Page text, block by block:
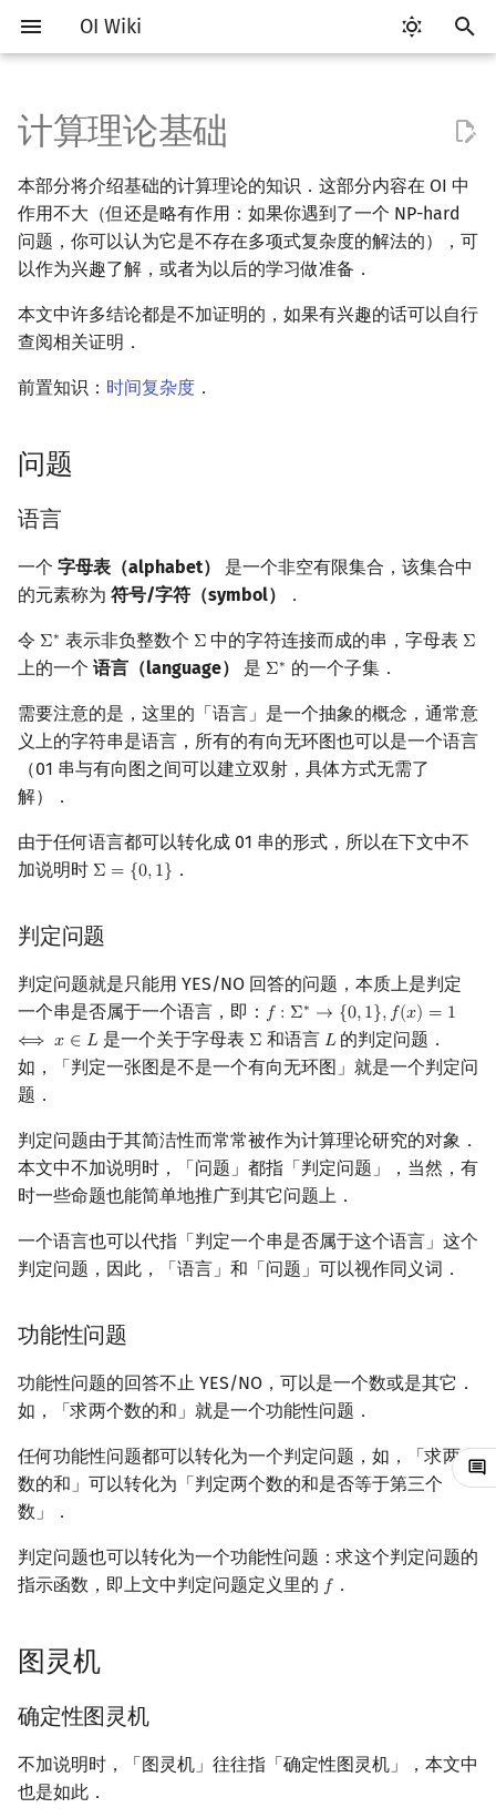
OI Wiki
入
开
始
搜
索
Getting Started
关于本项目
如何参与
OI Wiki 不是什么
F.A.Q.
镜像站列表
致谢
比赛相关简介
赛事 ICPC/CCPC 赛事与赛制
题型
交互题
学习路线
分段打表
常见错误
常见技巧
出题
工具软件简介
代码编辑工具 Emacs
VS Code
Atom
Geany
GUIDE
CP Editor
评测工具
Arbiter
Cena
CCR Plus
命令行
WSL (Windows 10)
Special Judge
Testlib
通用
Generator
Validator
Polygon
LaTeX 入门
Git
语言基础简介
C++ 基础 C++ 语法基础
变量
运算
C++ 标准库
STL 容器
STL 算法
bitset
C++ 进阶
命名空间
值类别
重载运算符
编译优化
Python 速成
Java 速成
Java 进阶
算法基础简介
复杂度 均摊复杂度
枚举
模拟
排序
选择排序
冒泡排序
插入排序
桶排序
锦标赛排序
排序相关 STL
前缀和 & 差分
二分
倍增
搜索部分简介
DFS（搜索）
BFS（搜索）
双向搜索
迭代加深搜索
IDA*
回溯法
Dancing Links
优化
动态规划部分简介
动态规划基础
记忆化搜索
背包 DP
树形 DP
状压 DP
数位 DP
插头 DP
动态 DP
概率 DP
DP 套 DP
单调队列/单调栈优化
斜率优化
四边形不等式优化
字符串部分简介
字符串基础
标准库
字符串匹配
前缀函数与 KMP 算法
Boyer–Moore 算法
Z 函数（扩展 KMP）
AC 自动机
最优原地后缀排序算法
后缀自动机 (SAM)
后缀平衡树
广义后缀自动机
回文树
序列自动机
最小表示法
Lyndon 分解
Main–Lorentz 算法
数学部分简介
布尔代数
数字系统
进位制
平衡三进制
格雷码
位操作
快速幂
置换和排列
弧度制与坐标系
复数
模算术简介
素数
最大公约数
模逆元
中国剩余定理
阶乘取模
二次剩余
阶 & 原根
离散对数
高次剩余 & 单位根
数论分块
杜教筛
Powerful Number 筛
洲阁筛
Stern–Brocot 树与 Farey
多项式与生成函数
代数基本定理
快速傅里叶变换
快速数论变换
常系数齐次线性递推
符号化方法
形式幂级数复合|复合逆
组合数学
抽屉原理
容斥原理
斐波那契数列
Entringer Number
分拆数
Pólya 计数
线性代数
向量
内积和外积
矩阵
特征多项式
Jordan标准型
单纯形法
群论
环论
域论
概率论
条件概率与独立性
随机变量
随机变量的数字特征
博弈论
公平组合游戏
零和游戏
非公平组合游戏
数值算法
数值积分
高斯消元
牛顿迭代法
序理论
杨氏矩阵
Berlekamp–Massey 算法
数据结构部分简介
栈
队列
链表
并查集复杂度
堆
二叉堆
配对堆
左偏树
块状数据结构
块状数组
块状链表
树分块
单调栈
单调队列
树状数组
线段树
线段树合并 & 分裂
李超线段树
猫树
划分树
Treap
Splay 树
WBLT
左偏红黑树
可持久化数据结构
可持久化线段树
可持久化块状数组
可持久化平衡树
树套树
平衡树套线段树
线段树套平衡树
树状数组套权值线段树
K-D Tree
动态树
全局平衡二叉树
Euler Tour Tree
Top Tree
析合树
手指树
霍夫曼树
图论部分简介
图论相关概念
图的存储
DFS（图论）
树的直径
树的中心
树的重心
动态树分治
树哈希
有向无环图
拓扑排序
最短路问题
差分约束
k 短路
同余最短路
生成树问题
最小树形图
最小直径生成树
拆点
连通性相关
双连通分量
割点和桥
圆方树
环计数问题
欧拉图
哈密顿图
二分图
平面图
弦图
网络流
最大流
最小割
费用流
图的匹配
二分图最大匹配
二分图最大权匹配
一般图最大匹配
Prüfer 序列
矩阵树定理
LGV 引理
支配树
图上随机游走
计算几何部分简介
二维计算几何基础
三维计算几何基础
距离
凸包
扫描线
旋转卡壳
半平面交
随机增量法
反演变换
计算几何杂项
离线算法简介
CDQ 分治
整体二分
莫队算法
普通莫队算法
带修改莫队
树上莫队
随机函数
随机化技巧
爬山算法
模拟退火
问题
语言
判定问题
功能性问题
非确定性图灵机
多带图灵机
图灵机的编码
通用图灵机
不可计算问题
停机问题
丘奇 - 图灵论题
DTIME
P
EXPTIME
NTIME
NP
NP-complete
co-NP
NP-intermediate
NEXPTIME
#P
NSPACE
多项式时间
Strongly polynomial time
强多项式时间
RMQ
并查集应用
括号序列
线段树与离线询问
计算理论基础
本部分将介绍基础的计算理论的知识．这部分内容在 OI 中
作用不大（但还是略有作用：如果你遇到了一个 NP-hard
问题，你可以认为它是不存在多项式复杂度的解法的），可
以作为兴趣了解，或者为以后的学习做准备．
本文中许多结论都是不加证明的，如果有兴趣的话可以自行
查阅相关证明．
前置知识： 时间复杂度 ．
问题
语言
一个 字母表（alphabet）
是一个非空有限集合，该集合中
的元素称为 符号/字符（symbol） ．
令 Σ∗
Σ∗ 表示非负整数个 Σ
Σ 中的字符连接而成的串，字母表 Σ
Σ
上的一个 语言（language） 是 Σ∗
Σ∗ 的一个子集．
需要注意的是，这里的「语言」是一个抽象的概念，通常意
义上的字符串是语言，所有的有向无环图也可以是一个语言
（01 串与有向图之间可以建立双射，具体方式无需了
解）．
由于任何语言都可以转化成 01 串的形式，所以在下文中不
加说明时 Σ = {0,1}
Σ= {0 1} ．
判定问题
判定问题就是只能用 YES/NO 回答的问题，本质上是判定
一个串是否属于一个语言，即： 𝑓 : Σ∗ → {0,1},𝑓(𝑥) = 1
⟺ 𝑥 ∈ 𝐿
f: Σ ∗→ {0, },f( x)=1⟺ x∈ L
是一个关于字母表 Σ
Σ 和语言 𝐿
L的判定问题．
如，「判定一张图是不是一个有向无环图」就是一个判定问
题．
判定问题由于其简洁性而常常被作为计算理论研究的对象．
本文中不加说明时，「问题」都指「判定问题」，当然，有
时一些命题也能简单地推广到其它问题上．
一个语言也可以代指「判定一个串是否属于这个语言」这个
判定问题，因此，「语言」和「问题」可以视作同义词．
功能性问题
功能性问题的回答不止 YES/NO，可以是一个数或是其它．
如，「求两个数的和」就是一个功能性问题．
任何功能性问题都可以转化为一个判定问题，如，「求两个
数的和」可以转化为「判定两个数的和是否等于第三个
数」．
判定问题也可以转化为一个功能性问题：求这个判定问题的
指示函数，即上文中判定问题定义里的 𝑓
f ．
图灵机
确定性图灵机
不加说明时，「图灵机」往往指「确定性图灵机」，本文中
也是如此．